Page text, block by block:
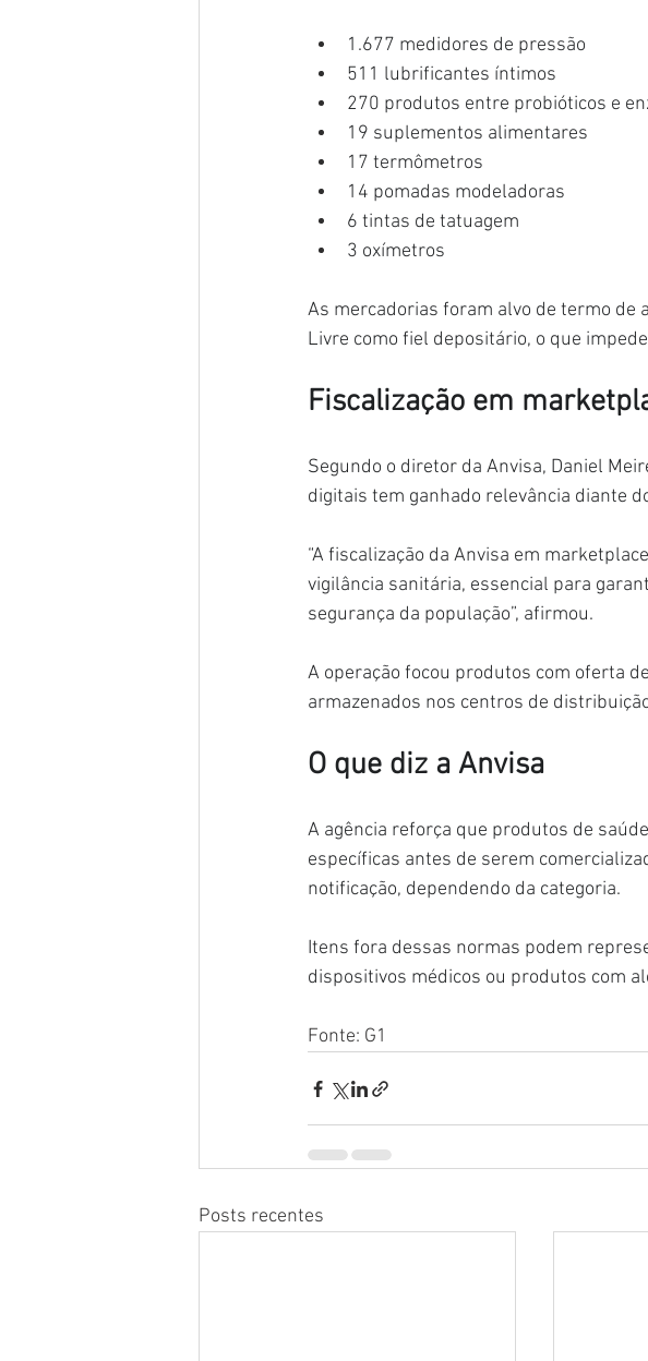
1.677 medidores de pressão
511 lubrificantes íntimos
270 produtos entre probióticos e
19 suplementos alimentares
17 termômetros
14 pomadas modeladoras
6 tintas de tatuagem
3 oxímetros
As mercadorias foram alvo de termo de
Livre como fiel depositário, o que
Fiscalização em
Segundo o diretor da Anvisa, Daniel
digitais tem ganhado relevância diante
“A fiscalização da Anvisa em
vigilância sanitária, essencial para
segurança da população”, afirmou.
A operação focou produtos com oferta
armazenados nos centros de
O que diz a Anvisa
A agência reforça que produtos de
específicas antes de serem
notificação, dependendo da categoria.
Itens fora dessas normas podem
dispositivos médicos ou produtos com
Fonte: G1
Posts recentes